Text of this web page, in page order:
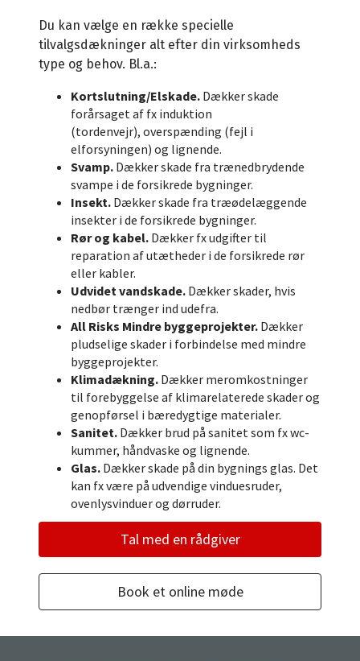
Du kan vælge en række specielle
tilvalgsdækninger alt efter din virksomheds
type og behov. Bl.a.:
Kortslutning/Elskade. Dækker skade
forårsaget af fx induktion
(tordenvejr), overspænding (fejl i
elforsyningen) og lignende.
Svamp. Dækker skade fra trænedbrydende
svampe i de forsikrede bygninger.
Insekt. Dækker skade fra træødelæggende
insekter i de forsikrede bygninger.
Rør og kabel. Dækker fx udgifter til
reparation af utætheder i de forsikrede rør
eller kabler.
Udvidet vandskade. Dækker skader, hvis
nedbør trænger ind udefra.
All Risks Mindre byggeprojekter. Dækker
pludselige skader i forbindelse med mindre
byggeprojekter.
Klimadækning. Dækker meromkostninger
til forebyggelse af klimarelaterede skader og
genopførsel i bæredygtige materialer.
Sanitet. Dækker brud på sanitet som fx wc-
kummer, håndvaske og lignende.
Glas. Dækker skade på din bygnings glas. Det
kan fx være på udvendige vinduesruder,
ovenlysvinduer og dørruder.
Tal med en rådgiver
Book et online møde